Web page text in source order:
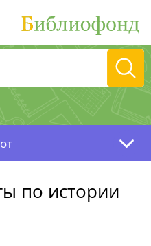
по истории